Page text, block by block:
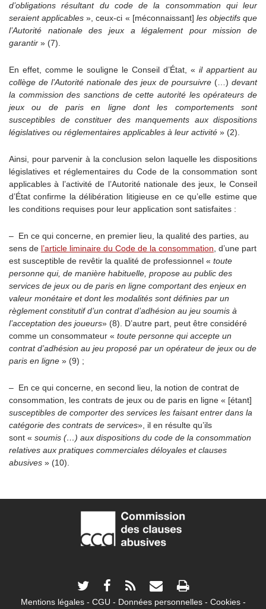
d’obligations résultant du code de la consommation qui leur
seraient applicables », ceux-ci « [méconnaissant] les objectifs que
l’Autorité nationale des jeux a légalement pour mission de
garantir » (7).
En effet, comme le souligne le Conseil d’État, « il appartient au
collège de l’Autorité nationale des jeux de poursuivre (…) devant
la commission des sanctions de cette autorité les opérateurs de
jeux ou de paris en ligne dont les comportements sont
susceptibles de constituer des manquements aux dispositions
législatives ou réglementaires applicables à leur activité » (2).
Ainsi, pour parvenir à la conclusion selon laquelle les dispositions
législatives et réglementaires du Code de la consommation sont
applicables à l’activité de l’Autorité nationale des jeux, le Conseil
d’État confirme la délibération litigieuse en ce qu’elle estime que
les conditions requises pour leur application sont satisfaites :
– En ce qui concerne, en premier lieu, la qualité des parties, au
sens de l’article liminaire du Code de la consommation , d’une part
est susceptible de revêtir la qualité de professionnel « toute
personne qui, de manière habituelle, propose au public des
services de jeux ou de paris en ligne comportant des enjeux en
valeur monétaire et dont les modalités sont définies par un
règlement constitutif d’un contrat d’adhésion au jeu soumis à
l’acceptation des joueurs» (8). D’autre part, peut être considéré
comme un consommateur « toute personne qui accepte un
contrat d’adhésion au jeu proposé par un opérateur de jeux ou de
paris en ligne » (9) ;
– En ce qui concerne, en second lieu, la notion de contrat de
consommation, les contrats de jeux ou de paris en ligne « [étant]
susceptibles de comporter des services les faisant entrer dans la
catégorie des contrats de services», il en résulte qu’ils
sont « soumis (…) aux dispositions du code de la consommation
relatives aux pratiques commerciales déloyales et clauses
abusives » (10).
Mentions légales CGU Données personnelles Cookies